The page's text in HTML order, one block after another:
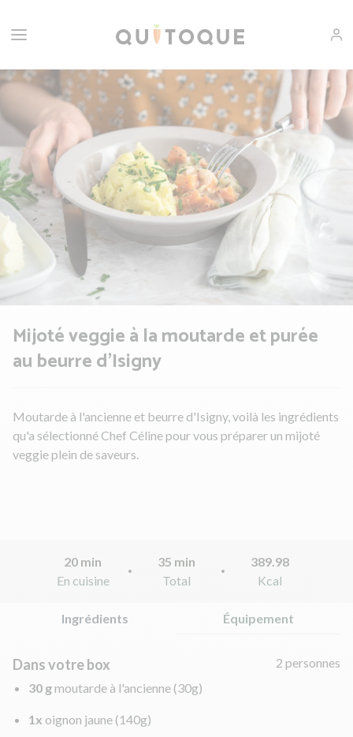
Mijoté veggie à la moutarde et purée
au beurre d'Isigny
Moutarde à l'ancienne et beurre d'Isigny, voilà les ingrédients
qu'a sélectionné Chef Céline pour vous préparer un mijoté
veggie plein de saveurs.
20 min
En cuisine
35 min
Total
389.98
Kcal
Ingrédients Équipement
Dans votre box
2 personnes
30 gmoutarde à l'ancienne (30g)
1x oignon jaune (140g)